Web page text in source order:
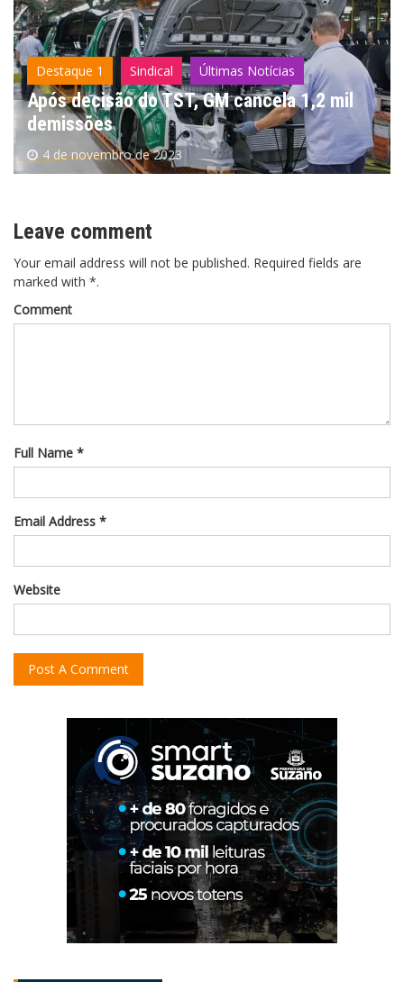
Destaque 1 Sindical Últimas Notícias
Após decisão do TST, GM cancela 1,2 mil
demissões
4 de novembro de 2023
Leave comment
Your email address will not be published. Required fields are
marked with *.
Comment
Full Name *
Email Address *
Website